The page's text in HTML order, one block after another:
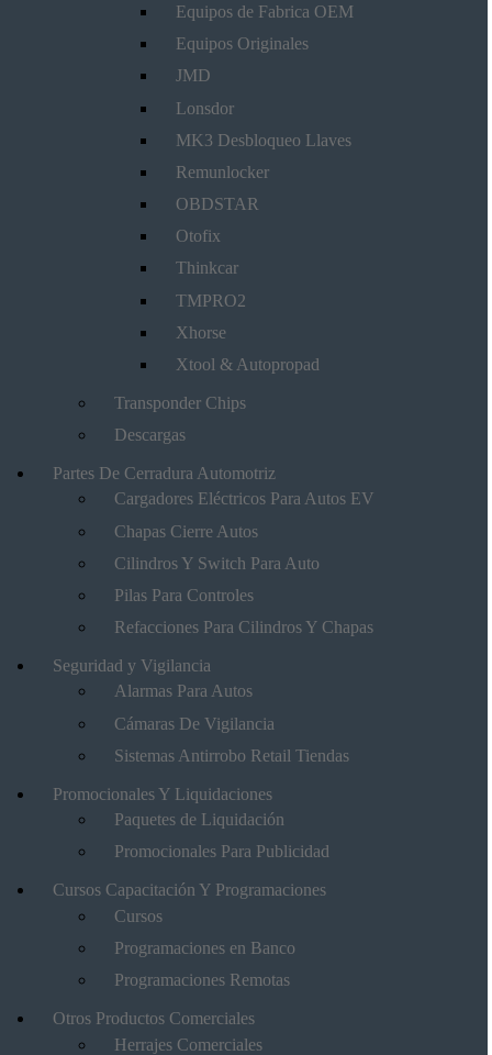
Equipos de Fabrica OEM
Equipos Originales
JMD
Lonsdor
MK3 Desbloqueo Llaves
Remunlocker
OBDSTAR
Otofix
Thinkcar
TMPRO2
Xhorse
Xtool & Autopropad
Transponder Chips
Descargas
Partes De Cerradura Automotriz
Cargadores Eléctricos Para Autos EV
Chapas Cierre Autos
Cilindros Y Switch Para Auto
Pilas Para Controles
Refacciones Para Cilindros Y Chapas
Seguridad y Vigilancia
Alarmas Para Autos
Cámaras De Vigilancia
Sistemas Antirrobo Retail Tiendas
Promocionales Y Liquidaciones
Paquetes de Liquidación
Promocionales Para Publicidad
Cursos Capacitación Y Programaciones
Cursos
Programaciones en Banco
Programaciones Remotas
Otros Productos Comerciales
Herrajes Comerciales